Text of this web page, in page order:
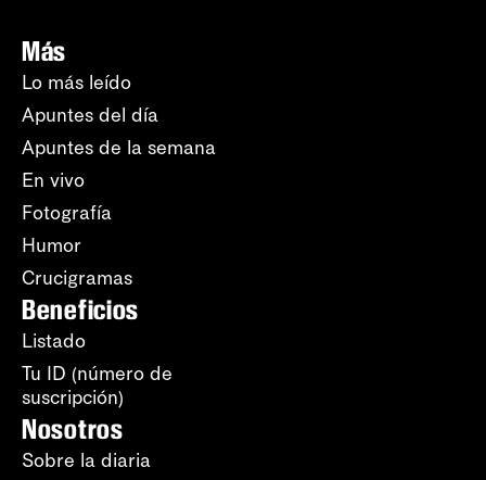
Más
Lo más leído
Apuntes del día
Apuntes de la semana
En vivo
Fotografía
Humor
Crucigramas
Beneficios
Listado
Tu ID (número de
suscripción)
Nosotros
Sobre la diaria